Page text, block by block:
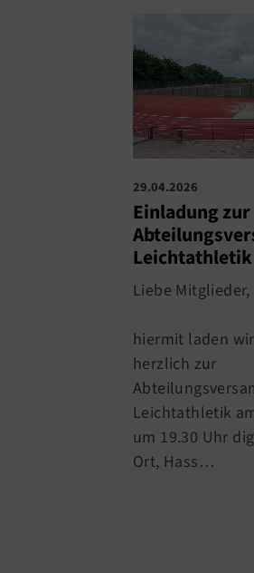
29.04.2026
Einladung zur
Leichtathletik
Liebe Mitglieder,
hiermit laden
herzlich zur
Leichtathletik
um 19.30 Uhr
Ort, Hass…